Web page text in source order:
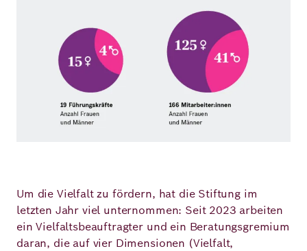
Um die Vielfalt zu fördern, hat die Stiftung im
letzten Jahr viel unternommen: Seit 2023 arbeiten
ein Vielfaltsbeauftragter und ein Beratungsgremium
daran, die auf vier Dimensionen (Vielfalt,